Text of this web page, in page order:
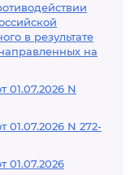
в результате
на
N
N 272-
01.07.2026